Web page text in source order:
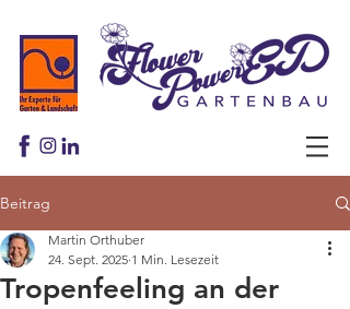
Beitrag
Tropenfeeling an der
Martin Orthuber
24. Sept. 2025 1 Min. Lesezeit